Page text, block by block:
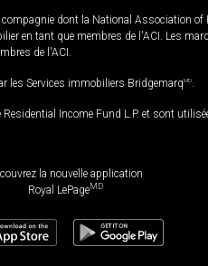
dont la National Association
en tant que membres de l'ACI. Les
de l'ACI.
les Services immobiliers BridgemarqMD
Income Fund L.P. et sont
la nouvelle application
Royal LePageMD